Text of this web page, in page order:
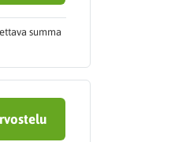
summa